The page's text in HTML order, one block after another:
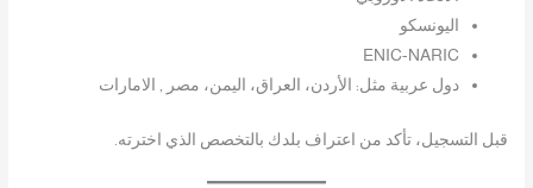
اليونسكو
ENIC-NARIC
دول عربية مثل: الأردن، العراق، اليمن، مصر , الامارات
قبل التسجيل، تأكد من اعتراف بلدك بالتخصص الذي اخترته.